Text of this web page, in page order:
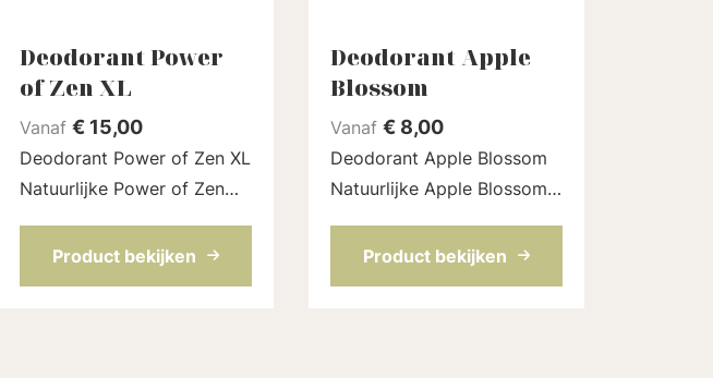
Deodorant Power
of Zen XL
Vanaf €15,00
Deodorant Power of Zen XL
Natuurlijke Power of Zen
aluminium, die echt werkt.
Product bekijken
Deodorant Apple
Blossom
Vanaf €8,00
Deodorant Apple Blossom
Natuurlijke Apple Blossom
aluminium, die echt werkt.
Product bekijken